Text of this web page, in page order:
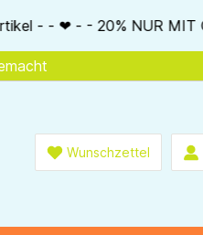
Gutscheincode:
Wunschzettel